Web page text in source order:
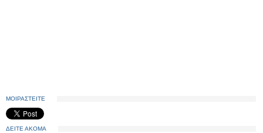
ΜΟΙΡΑΣΤΕΙΤΕ
ΔΕΙΤΕ ΑΚΟΜΑ